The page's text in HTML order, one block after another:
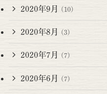
2020年9月 (10)
2020年8月 (3)
2020年7月 (7)
2020年6月 (7)